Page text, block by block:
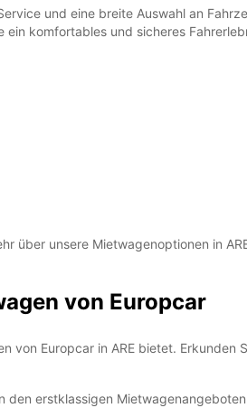
und eine breite Auswahl an
komfortables und sicheres
über unsere Mietwagenoptionen in
von Europcar
von Europcar in ARE bietet.
erstklassigen